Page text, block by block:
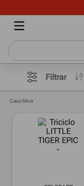
Filtrar
Casa Silvia